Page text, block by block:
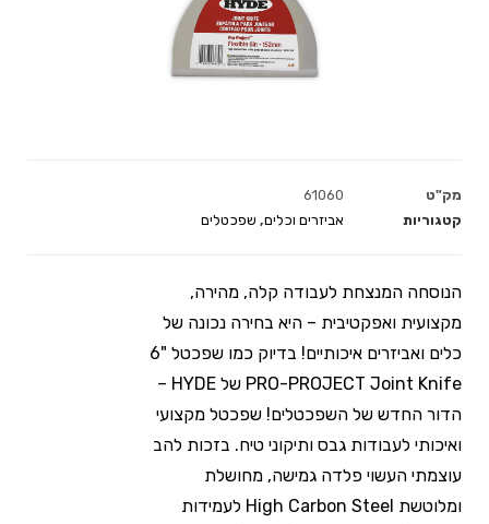
מק"ט
61060
קטגוריות
אביזרים וכלים, שפכטלים
הנוסחה המנצחת לעבודה קלה, מהירה,
מקצועית ואפקטיבית – היא בחירה נכונה של
כלים ואביזרים איכותיים! בדיוק כמו שפכטל "6
PRO-PROJECT Joint Knife של HYDE –
הדור החדש של השפכטלים! שפכטל מקצועי
ואיכותי לעבודות גבס ותיקוני טיח. בזכות להב
עוצמתי העשוי פלדה גמישה, מחושלת
ומלוטשת High Carbon Steel לעמידות